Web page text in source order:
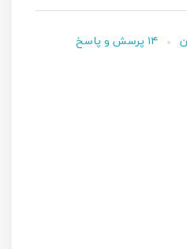
۱۴ پرسش و پاسخ